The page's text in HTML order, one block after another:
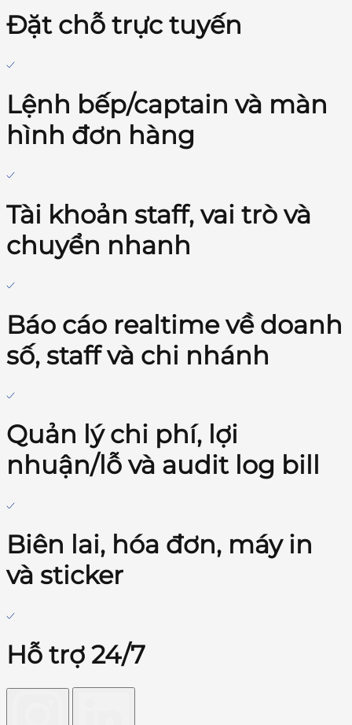
Đặt chỗ trực tuyến
Lệnh bếp/captain và màn
hình đơn hàng
Tài khoản staff, vai trò và
chuyển nhanh
Báo cáo realtime về doanh
số, staff và chi nhánh
Quản lý chi phí, lợi
nhuận/lỗ và audit log bill
Biên lai, hóa đơn, máy in
và sticker
Hỗ trợ 24/7